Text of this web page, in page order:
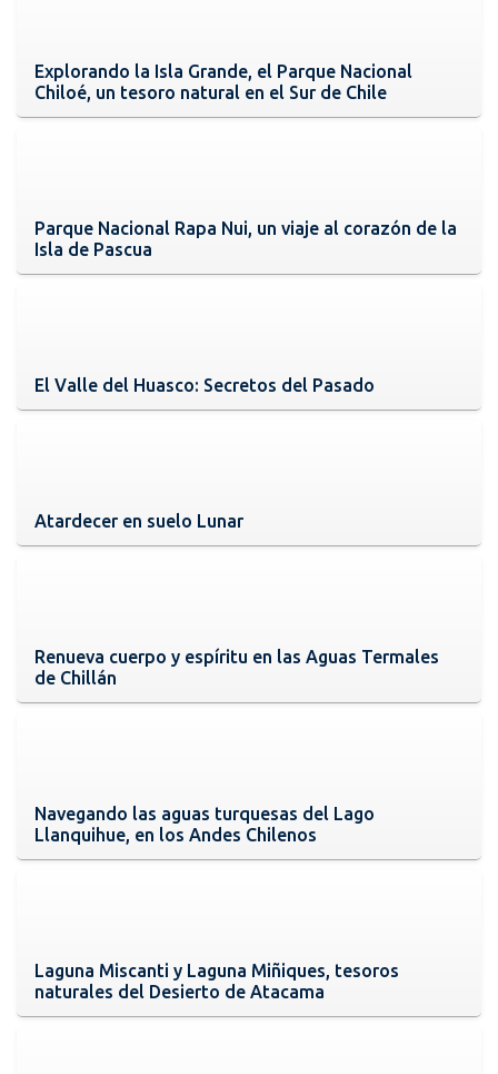
Explorando la Isla Grande, el Parque Nacional
Chiloé, un tesoro natural en el Sur de Chile
Parque Nacional Rapa Nui, un viaje al corazón de la
Isla de Pascua
El Valle del Huasco: Secretos del Pasado
Atardecer en suelo Lunar
Renueva cuerpo y espíritu en las Aguas Termales
de Chillán
Navegando las aguas turquesas del Lago
Llanquihue, en los Andes Chilenos
Laguna Miscanti y Laguna Miñiques, tesoros
naturales del Desierto de Atacama